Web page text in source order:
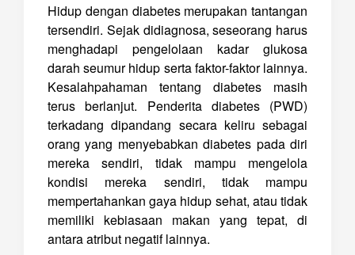
Hidup dengan diabetes merupakan tantangan
tersendiri. Sejak didiagnosa, seseorang harus
menghadapi pengelolaan kadar glukosa
darah seumur hidup serta faktor-faktor lainnya.
Kesalahpahaman tentang diabetes masih
terus berlanjut. Penderita diabetes (PWD)
terkadang dipandang secara keliru sebagai
orang yang menyebabkan diabetes pada diri
mereka sendiri, tidak mampu mengelola
kondisi mereka sendiri, tidak mampu
mempertahankan gaya hidup sehat, atau tidak
memiliki kebiasaan makan yang tepat, di
antara atribut negatif lainnya.